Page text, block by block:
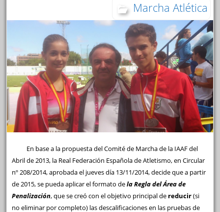
Marcha Atlética
En base a la propuesta del Comité de Marcha de la IAAF del
Abril de 2013, la Real Federación Española de Atletismo, en Circular
nº 208/2014, aprobada el jueves día 13/11/2014, decide que a partir
de 2015, se pueda aplicar el formato dela Regla del Área de
Penalización, que se creó con el objetivo principal de reducir(si
no eliminar por completo) las descalificaciones en las pruebas de